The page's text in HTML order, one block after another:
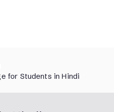
for Students in Hindi